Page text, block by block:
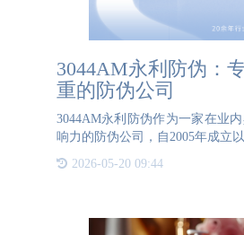
3044AM永利防伪：
重的防伪公司
3044AM永利防伪作为一家在业
响力的防伪公司，自2005年成立
客户提供高质量的防伪解决方案
3044AM永利防伪，凭借其专业
2026-05-20 09:44